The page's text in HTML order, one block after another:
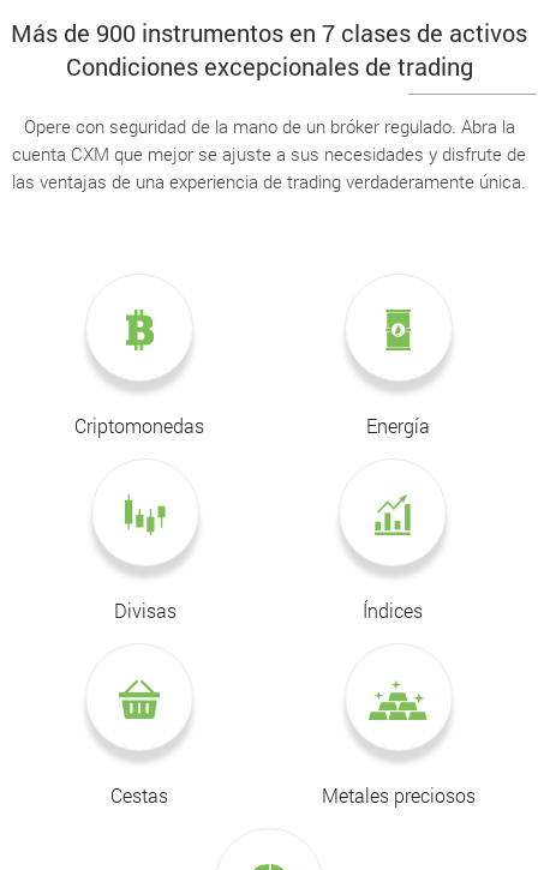
Más de 900 instrumentos en 7 clases de activos
Condiciones excepcionales de trading
Opere con seguridad de la mano de un bróker regulado. Abra la
cuenta CXM que mejor se ajuste a sus necesidades y disfrute de
las ventajas de una experiencia de trading verdaderamente única.
Criptomonedas Energía
Divisas Índices
Cestas Metales preciosos